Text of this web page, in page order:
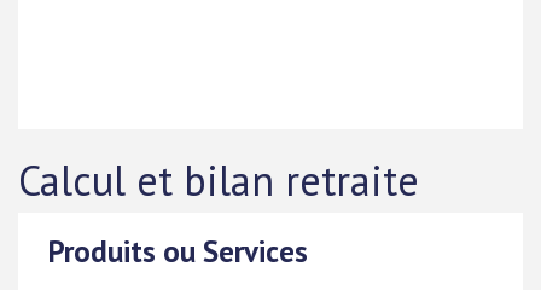
Calcul et bilan retraite
Produits ou Services